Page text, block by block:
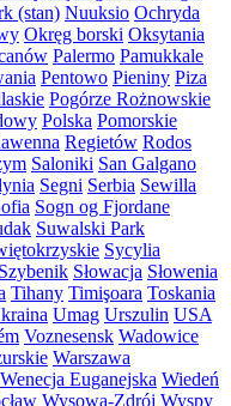
(stan) Nuuksio Ochryda
Okręg borski Oksytania
Palermo Pamukkale
Pentowo Pieniny Piza
Pogórze Rożnowskie
Polska Pomorskie
Regietów Rodos
Saloniki San Galgano
Segni Serbia Sewilla
Sogn og Fjordane
Suwalski Park
Sycylia
Szybenik Słowacja Słowenia
Tihany Timişoara Toskania
Umag Urszulin USA
Voznesensk Wadowice
Warszawa
Wenecja Euganejska Wiedeń
Wysowa-Zdrój Wyspy